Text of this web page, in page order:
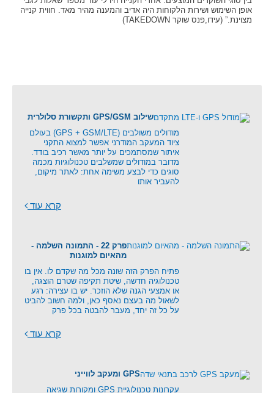
אופן השימוש ושירות הלקוחות היה אדיב והמענה מהיר מאד. חווית קנייה
מצוינת.” (עידו,פנס שוקר TAKEDOWN)
שילוב GPS/GSM ותקשורת סלולרית
מודולים משולבים (GPS + GSM/LTE) בעולם
ציוד המעקב המודרני אפשר למצוא התקני
איתור שמסתמכים על יותר מאשר רכיב בודד.
מדובר במודולים שמשלבים טכנולוגיות מכמה
סוגים כדי לבצע משימה אחת: לאתר מיקום,
להעביר אותו
קרא עוד
פרק 22 - התמונה השלמה -
מהאיום למוגנות
פתיח הפרק הזה שונה מכל מה שקדם לו. אין בו
טכנולוגיה חדשה, שיטת תקיפה שטרם הוצגה,
או אמצעי הגנה שלא הוזכר. יש בו עצירה: רגע
לשאול מה בעצם נאסף כאן, ולמה חשוב להביט
על כל זה יחד, מעבר להבטה בכל פרק
קרא עוד
GPS ומעקב לווייני
עקרונות טכנולוגיית GPS ומקורות שגיאה